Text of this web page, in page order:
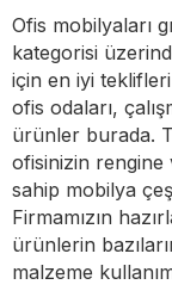
Ofis mobilyaları
kategorisi
için en iyi
ofis odaları,
ürünler burada.
ofisinizin rengine
sahip mobilya
Firmamızın
ürünlerin
malzeme